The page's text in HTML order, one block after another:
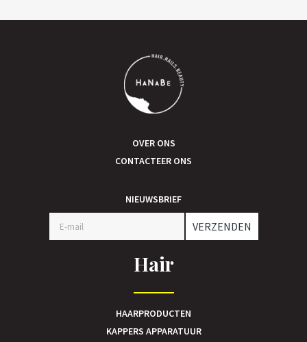
OVER ONS
CONTACTEER ONS
NIEUWSBRIEF
VERZENDEN
Hair
HAARPRODUCTEN
KAPPERS APPARATUUR